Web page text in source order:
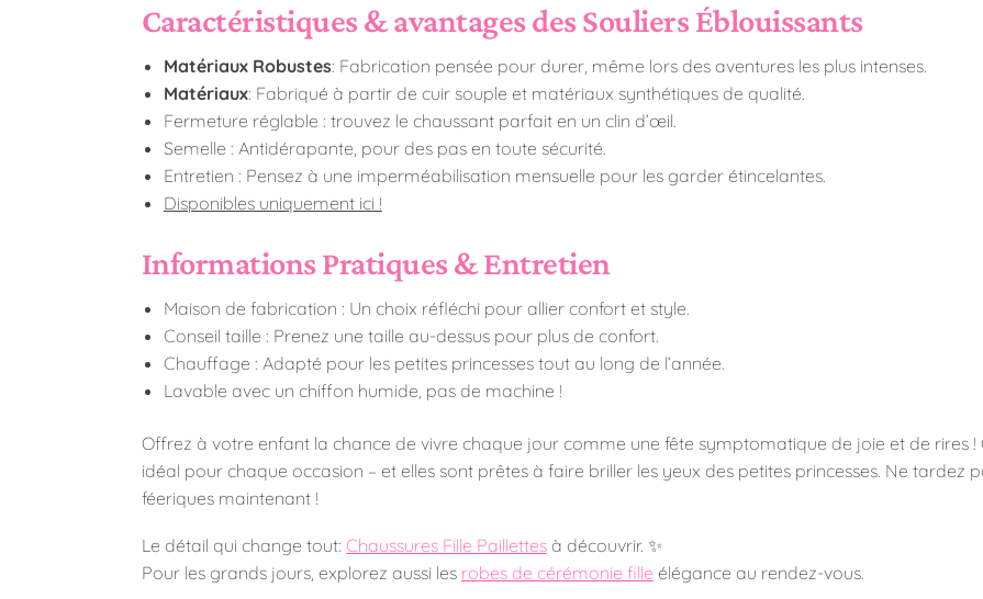
Caractéristiques & avantages des Souliers Éblouissants
Matériaux Robustes: Fabrication pensée pour durer, même lors des aventures les plus intenses.
Matériaux: Fabriqué à partir de cuir souple et matériaux synthétiques de qualité.
Fermeture réglable : trouvez le chaussant parfait en un clin d’œil.
Semelle : Antidérapante, pour des pas en toute sécurité.
Entretien : Pensez à une imperméabilisation mensuelle pour les garder étincelantes.
Disponibles uniquement ici !
Informations Pratiques & Entretien
Maison de fabrication : Un choix réfléchi pour allier confort et style.
Conseil taille : Prenez une taille au-dessus pour plus de confort.
Chauffage : Adapté pour les petites princesses tout au long de l’année.
Lavable avec un chiffon humide, pas de machine !
Offrez à votre enfant la chance de vivre chaque jour comme une fête symptomatique de joie et de rires !
idéal pour chaque occasion – et elles sont prêtes à faire briller les yeux des petites princesses. Ne tardez
féeriques maintenant !
Le détail qui change tout: Chaussures Fille Paillettesà découvrir. ✨
Pour les grands jours, explorez aussi les robes de cérémonie fille élégance au rendez-vous.